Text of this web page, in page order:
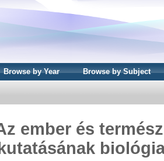
Browse by Year Browse by Subject
ember és